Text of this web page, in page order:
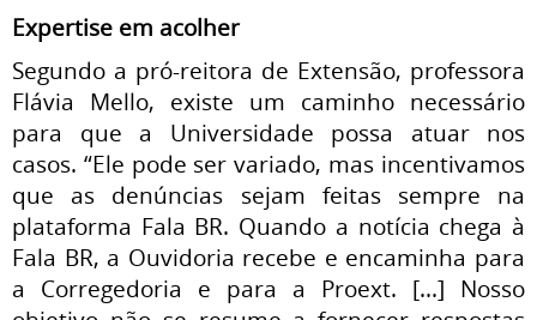
Expertise em acolher
Segundo a pró-reitora de Extensão, professora
Flávia Mello, existe um caminho necessário
para que a Universidade possa atuar nos
casos. “Ele pode ser variado, mas incentivamos
que as denúncias sejam feitas sempre na
plataforma Fala BR. Quando a notícia chega à
Fala BR, a Ouvidoria recebe e encaminha para
a Corregedoria e para a Proext. [...] Nosso